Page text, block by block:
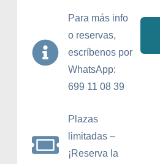
Para más info
o reservas,
escríbenos por
WhatsApp:
699 11 08 39
Plazas
limitadas –
¡Reserva la